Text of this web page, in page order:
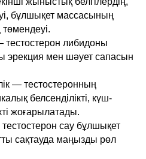
бұлшықет массасының
либидоны
эрекция мен шәует сапасын
— тестостеронның
белсенділікті, күш-
жоғарылатады.
сау бұлшықет
сақтауда маңызды рөл